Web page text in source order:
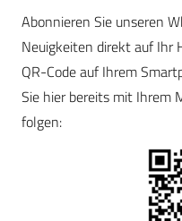
Abonnieren Sie unseren
Neuigkeiten direkt auf Ihr
QR-Code auf Ihrem
Sie hier bereits mit Ihrem
folgen: